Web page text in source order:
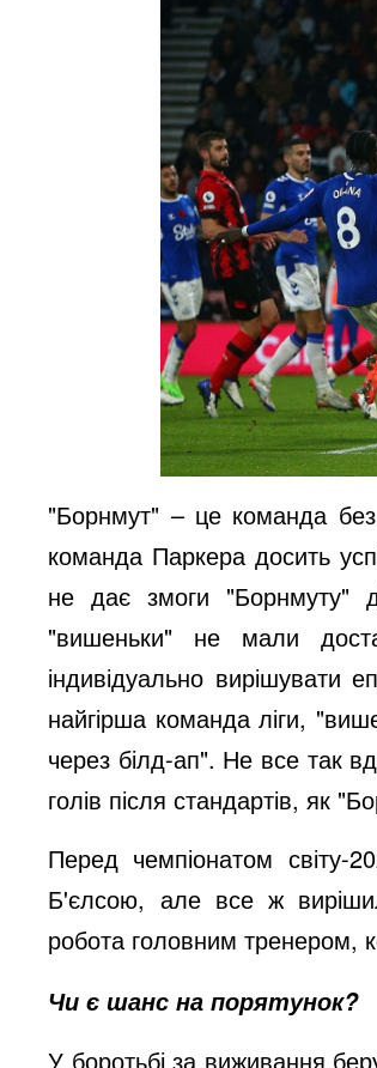
"Борнмут" – це команда
команда Паркера досить
не дає змоги "Борнмуту"
"вишеньки" не мали
індивідуально вирішувати
найгірша команда ліги,
через білд-ап". Не все так
голів після стандартів, як
Перед чемпіонатом світу-
Б'єлсою, але все ж
робота головним тренером,
Чи є шанс на порятунок?
У боротьбі за виживання